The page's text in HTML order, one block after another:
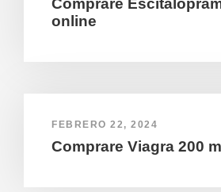
Comprare
online
FEBRERO 22, 2024
Comprare Viagra 200